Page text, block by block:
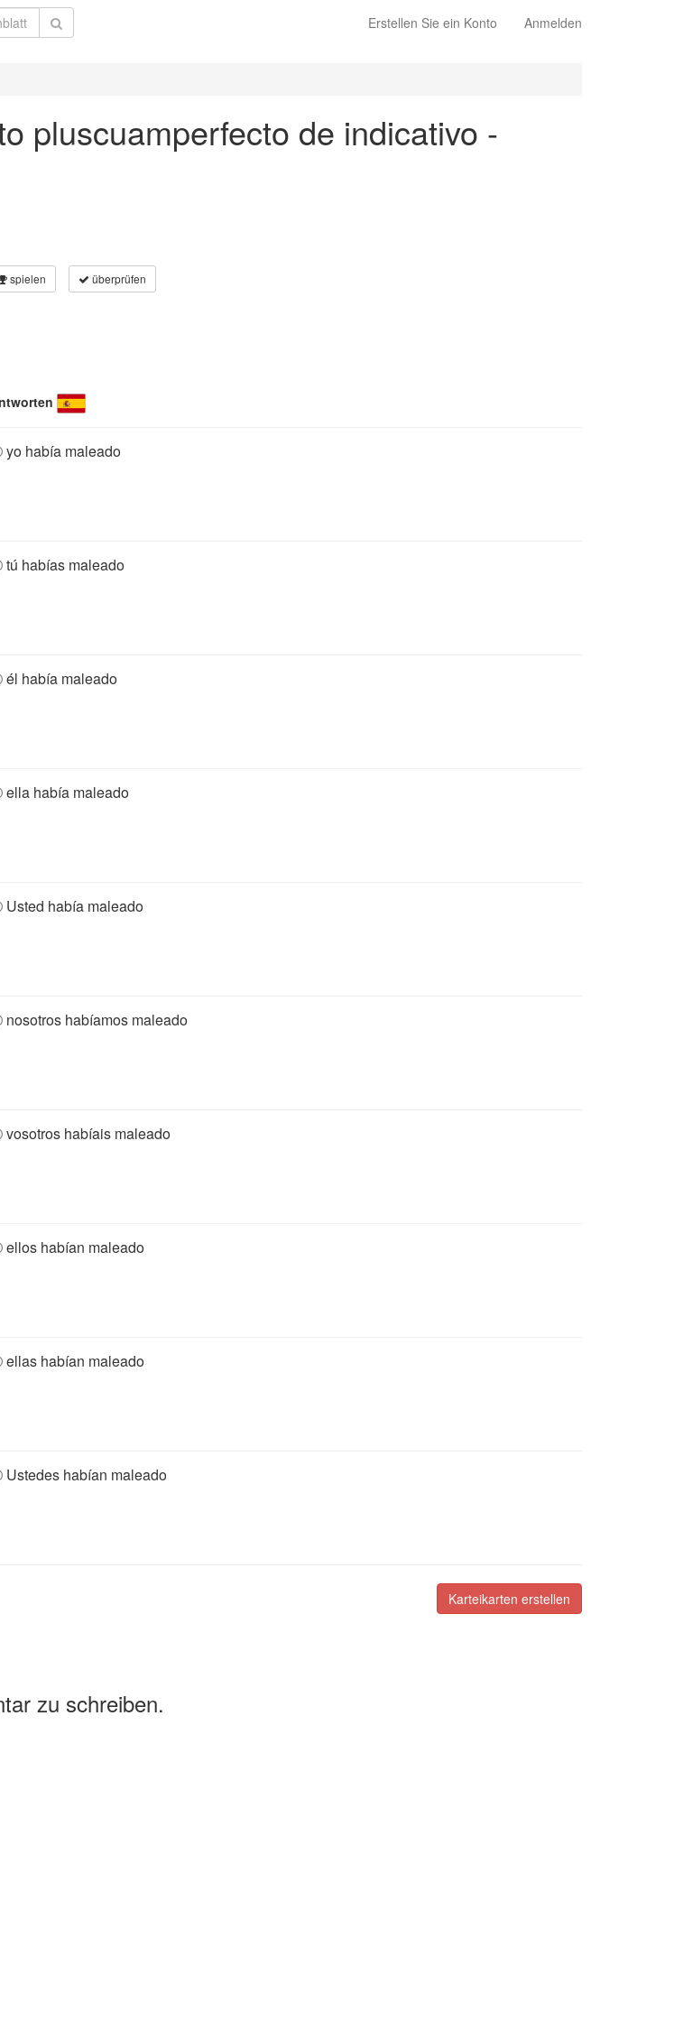
Erstellen Sie ein Konto Anmelden
pluscuamperfecto de indicativo -
spielen überprüfen
yo había maleado
tú habías maleado
él había maleado
ella había maleado
Usted había maleado
nosotros habíamos maleado
vosotros habíais maleado
ellos habían maleado
ellas habían maleado
Ustedes habían maleado
Karteikarten erstellen
zu schreiben.